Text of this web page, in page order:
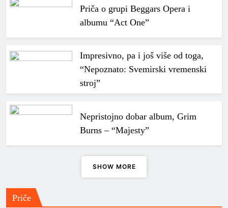
Priča o grupi Beggars Opera i
albumu “Act One”
Impresivno, pa i još više od toga,
“Nepoznato: Svemirski vremenski
stroj”
Nepristojno dobar album, Grim
Burns – “Majesty”
SHOW MORE
Priče